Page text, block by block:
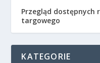
Przegląd dostępnych
targowego
KATEGORIE